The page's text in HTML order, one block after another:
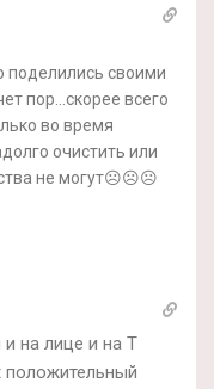
поделились своими
пор…скорее всего
во время
очистить или
не могут☹️☹️☹️
на лице и на Т
положительный